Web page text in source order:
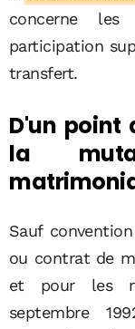
concerne
participation
transfert.
D'un point
la
Sauf
ou contrat de
et pour les
septembre